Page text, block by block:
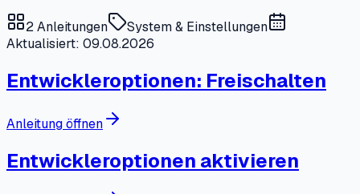
2Anleitungen
System & Einstellungen
Aktualisiert: 09.08.2026
Entwickleroptionen: Freischalten
Anleitung öffnen
Entwickleroptionen aktivieren